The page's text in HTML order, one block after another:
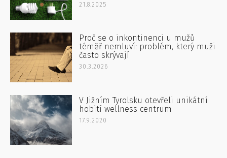
21.8.2025
Proč se o inkontinenci u mužů
téměř nemluví: problém, který muži
často skrývají
30.3.2026
V Jižním Tyrolsku otevřeli unikátní
hobití wellness centrum
17.9.2020